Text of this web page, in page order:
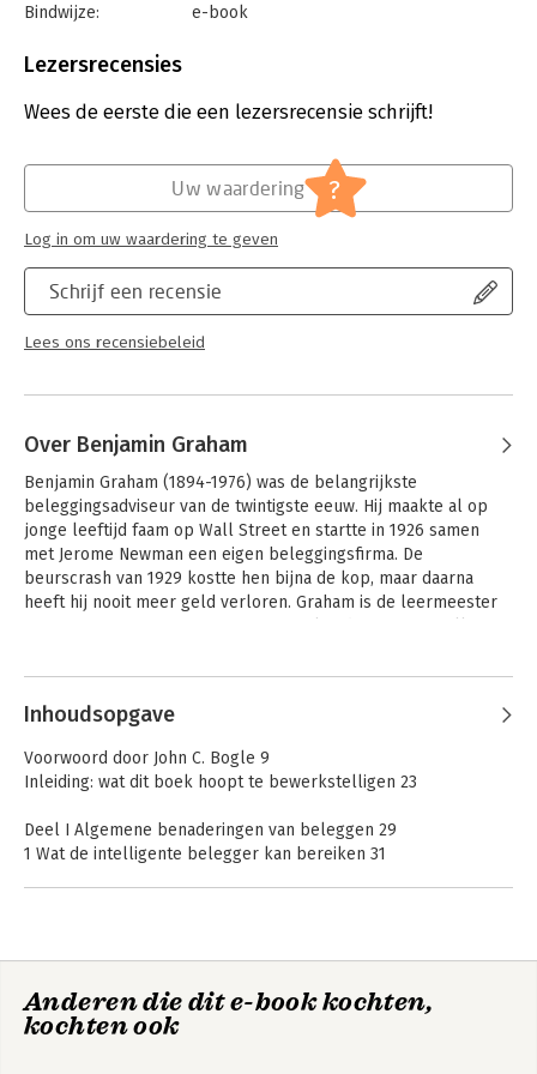
Bindwijze:
e-book
Bestandsformaat:
Uitgever:
Business Contact
Hoofdrubriek: Personal finance
Lezersrecensies
Wees de eerste die een lezersrecensie schrijft!
Schrijf een recensie
Lees ons recensiebeleid
Uw waardering ?
Log in om uw waardering te geven
Over Benjamin Graham
Benjamin Graham (1894-1976) was de belangrijkste
beleggingsadviseur van de twintigste eeuw. Hij maakte al op
jonge leeftijd faam op Wall Street en startte in 1926 samen
met Jerome Newman een eigen beleggingsfirma. De
beurscrash van 1929 kostte hen bijna de kop, maar daarna
heeft hij nooit meer geld verloren. Graham is de leermeester
en tevens coauteur van 'Security Analysis', ook een klassieker.
Andere boeken door Benjamin
Graham
The Intelligent
Investor Third
De intelligente
Inhoudsopgave
Voorwoord door John C. Bogle 9
Inleiding: wat dit boek hoopt te bewerkstelligen 23
Deel I Algemene benaderingen van beleggen 29
1 Wat de intelligente belegger kan bereiken 31
6 Portfoliobeleid voor de ondernemende belegger: de
positieve benadering 127
Anderen die dit e-book kochten,
kochten ook